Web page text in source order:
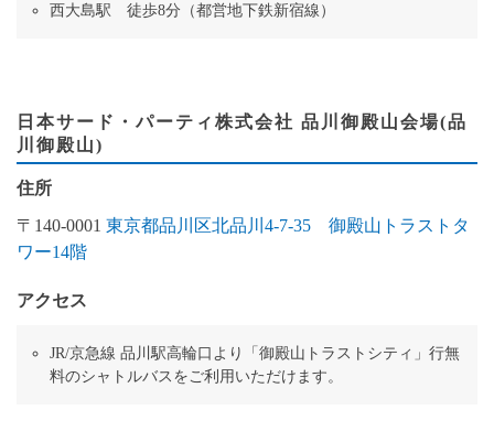
西大島駅 徒歩8分（都営地下鉄新宿線）
日本サード・パーティ株式会社 品川御殿山会場(品
川御殿山)
住所
〒140-0001 東京都品川区北品川4-7-35 御殿山トラストタ
ワー14階
アクセス
JR/京急線 品川駅高輪口より「御殿山トラストシティ」行無
料のシャトルバスをご利用いただけます。